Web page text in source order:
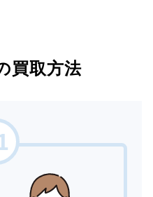
買取方法